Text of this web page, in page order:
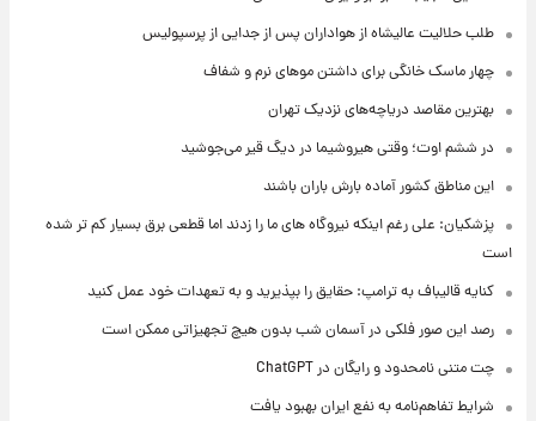
طلب حلالیت عالیشاه از هواداران پس از جدایی از پرسپولیس
چهار ماسک خانگی برای داشتن موهای نرم و شفاف
بهترین مقاصد دریاچه‌های نزدیک تهران
در ششم اوت؛ وقتی هیروشیما در دیگ قیر می‌جوشید
این مناطق کشور آماده بارش باران باشند
پزشکیان: علی رغم اینکه نیروگاه های ما را زدند اما قطعی برق بسیار کم تر شده
است
کنایه قالیباف به ترامپ: حقایق را بپذیرید و به تعهدات خود عمل کنید
رصد این صور فلکی در آسمان شب بدون هیچ تجهیزاتی ممکن است
چت متنی نامحدود و رایگان در ChatGPT
شرایط تفاهم‌نامه به نفع ایران بهبود یافت